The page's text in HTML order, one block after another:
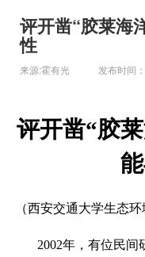
评开凿“胶莱海
性
来源:霍有光 发布时间：
评开凿“胶
（西安交通大学生态
2002年，有位民间